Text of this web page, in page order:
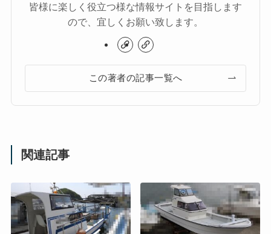
皆様に楽しく役立つ様な情報サイトを目指します
ので、宜しくお願い致します。
この著者の記事一覧へ
関連記事